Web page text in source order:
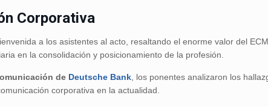
Corporativa
a los asistentes al acto, resaltando el enorme valor del
en la consolidación y posicionamiento de la profesión.
de Deutsche Bank , los ponentes analizaron los
corporativa en la actualidad.